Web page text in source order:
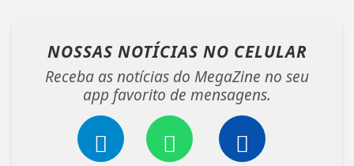
NOSSAS NOTÍCIAS NO CELULAR
Receba as notícias do MegaZine no seu
app favorito de mensagens.